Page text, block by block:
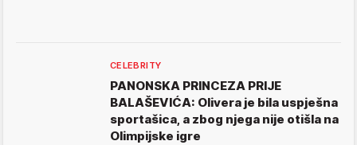
CELEBRITY
PANONSKA PRINCEZA PRIJE
BALAŠEVIĆA: Olivera je bila uspješna
sportašica, a zbog njega nije otišla na
Olimpijske igre